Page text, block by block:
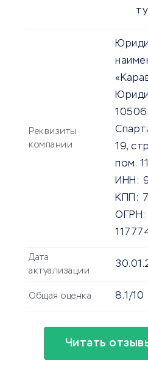
Реквизиты
компании
19,
пом.
ИНН:
КПП:
ОГРН:
Дата
актуализации
Общая оценка 8.1/10
Читать